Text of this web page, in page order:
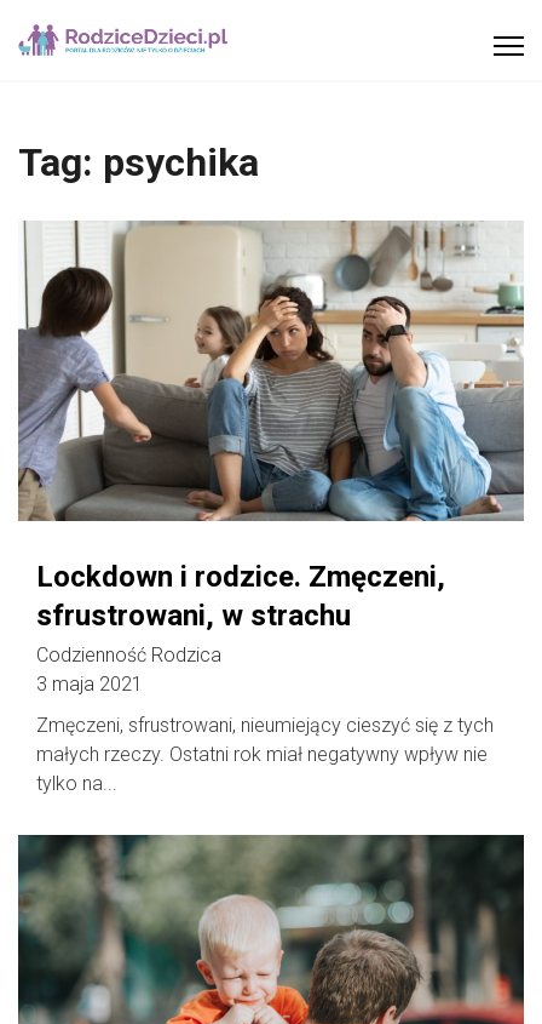
Tag: psychika
Lockdown i rodzice. Zmęczeni,
sfrustrowani, w strachu
Codzienność Rodzica
3 maja 2021
Zmęczeni, sfrustrowani, nieumiejący cieszyć się z tych
małych rzeczy. Ostatni rok miał negatywny wpływ nie
tylko na...